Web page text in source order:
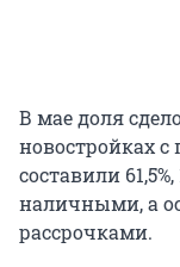
В мае доля
новостройках
составили
наличными, а
рассрочками.